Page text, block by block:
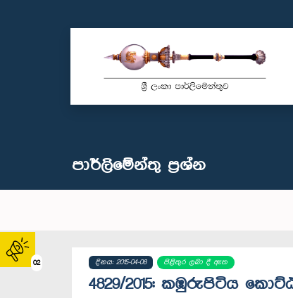
02
පාර්ලි‌මේන්තු‌ ප්‍රශ්න
දිනය: 2015-04-08 පිළිතුර ලබා දී ඇත
4829/2015: කඹුරුපිටිය